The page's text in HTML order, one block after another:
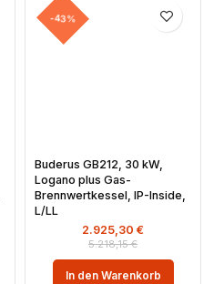
-43%
Buderus GB212, 30 kW,
Logano plus Gas-
Brennwertkessel, IP-Inside,
L/LL
5.218,15€
2.925,30 €
In den Warenkorb